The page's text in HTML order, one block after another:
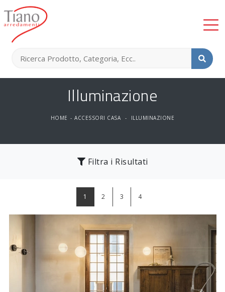
Illuminazione
HOME - ACCESSORI CASA - ILLUMINAZIONE
Filtra i Risultati
1 2 3 4